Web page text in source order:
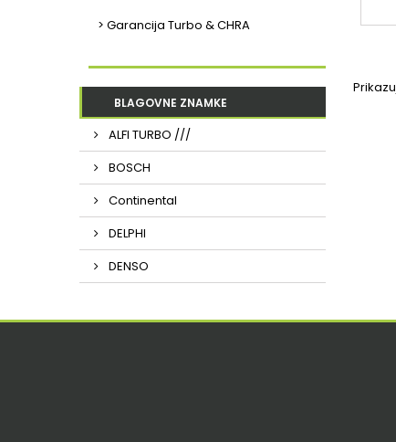
> Garancija Turbo & CHRA
BLAGOVNE ZNAMKE
ALFI TURBO ///
BOSCH
Continental
DELPHI
DENSO